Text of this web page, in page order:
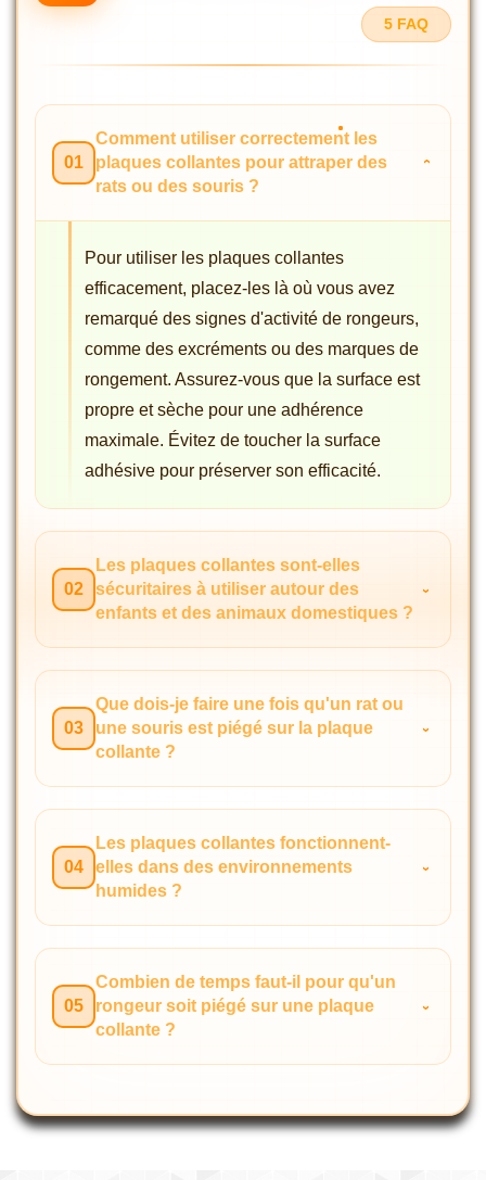
5 FAQ
01
Comment utiliser correctement les
plaques collantes pour attraper des
rats ou des souris ?
Pour utiliser les plaques collantes
efficacement, placez-les là où vous avez
remarqué des signes d'activité de rongeurs,
comme des excréments ou des marques de
rongement. Assurez-vous que la surface est
propre et sèche pour une adhérence
maximale. Évitez de toucher la surface
adhésive pour préserver son efficacité.
02
Les plaques collantes sont-elles
sécuritaires à utiliser autour des
enfants et des animaux domestiques ?
03
Que dois-je faire une fois qu'un rat ou
une souris est piégé sur la plaque
collante ?
04
Les plaques collantes fonctionnent-
elles dans des environnements
humides ?
05
Combien de temps faut-il pour qu'un
rongeur soit piégé sur une plaque
collante ?